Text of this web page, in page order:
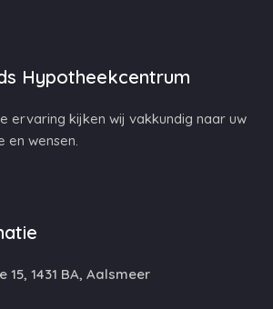
Hypotheekcentrum
ervaring kijken wij vakkundig naar uw
en wensen.
1431 BA, Aalsmeer